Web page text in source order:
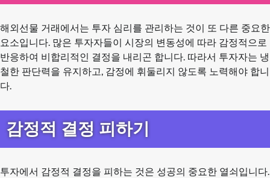
해외선물 거래에서는 투자 심리를 관리하는 것이 또 다른 중요한
요소입니다. 많은 투자자들이 시장의 변동성에 따라 감정적으로
반응하여 비합리적인 결정을 내리곤 합니다. 따라서 투자자는 냉
철한 판단력을 유지하고, 감정에 휘둘리지 않도록 노력해야 합니
다.
감정적 결정 피하기
투자에서 감정적 결정을 피하는 것은 성공의 중요한 열쇠입니다.